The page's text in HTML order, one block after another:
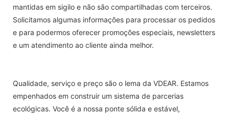
mantidas em sigilo e não são compartilhadas com terceiros.
Solicitamos algumas informações para processar os pedidos
e para podermos oferecer promoções especiais, newsletters
e um atendimento ao cliente ainda melhor.
Qualidade, serviço e preço são o lema da VDEAR. Estamos
empenhados em construir um sistema de parcerias
ecológicas. Você é a nossa ponte sólida e estável,